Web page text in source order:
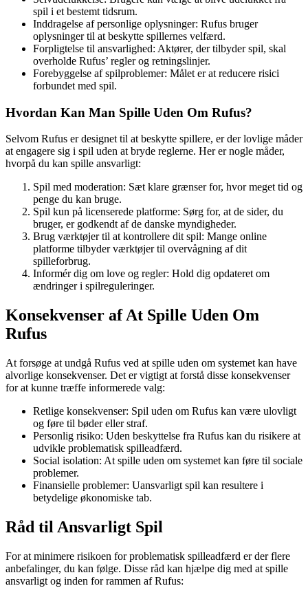
spil i et bestemt tidsrum.
Inddragelse af personlige oplysninger: Rufus bruger
oplysninger til at beskytte spillernes velfærd.
Forpligtelse til ansvarlighed: Aktører, der tilbyder spil, skal
overholde Rufus’ regler og retningslinjer.
Forebyggelse af spilproblemer: Målet er at reducere risici
forbundet med spil.
Hvordan Kan Man Spille Uden Om Rufus?
Selvom Rufus er designet til at beskytte spillere, er der lovlige måder
at engagere sig i spil uden at bryde reglerne. Her er nogle måder,
hvorpå du kan spille ansvarligt:
Spil med moderation: Sæt klare grænser for, hvor meget tid og
penge du kan bruge.
Spil kun på licenserede platforme: Sørg for, at de sider, du
bruger, er godkendt af de danske myndigheder.
Brug værktøjer til at kontrollere dit spil: Mange online
platforme tilbyder værktøjer til overvågning af dit
spilleforbrug.
Informér dig om love og regler: Hold dig opdateret om
ændringer i spilreguleringer.
Konsekvenser af At Spille Uden Om
Rufus
At forsøge at undgå Rufus ved at spille uden om systemet kan have
alvorlige konsekvenser. Det er vigtigt at forstå disse konsekvenser
for at kunne træffe informerede valg:
Retlige konsekvenser: Spil uden om Rufus kan være ulovligt
og føre til bøder eller straf.
Personlig risiko: Uden beskyttelse fra Rufus kan du risikere at
udvikle problematisk spilleadfærd.
Social isolation: At spille uden om systemet kan føre til sociale
problemer.
Finansielle problemer: Uansvarligt spil kan resultere i
betydelige økonomiske tab.
Råd til Ansvarligt Spil
For at minimere risikoen for problematisk spilleadfærd er der flere
anbefalinger, du kan følge. Disse råd kan hjælpe dig med at spille
ansvarligt og inden for rammen af Rufus: